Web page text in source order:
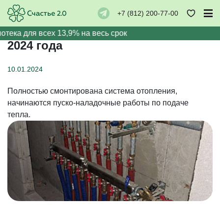
+7 (812) 200-77-00
для всех 13,9% на весь срок
← Назад
Ход строительства на 10 января
2024 года
10.01.2024
Полностью смонтирована система отопления,
начинаются пуско-наладочные работы по подаче
тепла.